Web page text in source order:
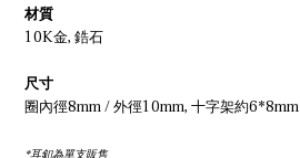
材質
10K金, 鋯石
尺寸
圈內徑8mm / 外徑10mm, 十字架約6*8mm
*耳釦為單支販售